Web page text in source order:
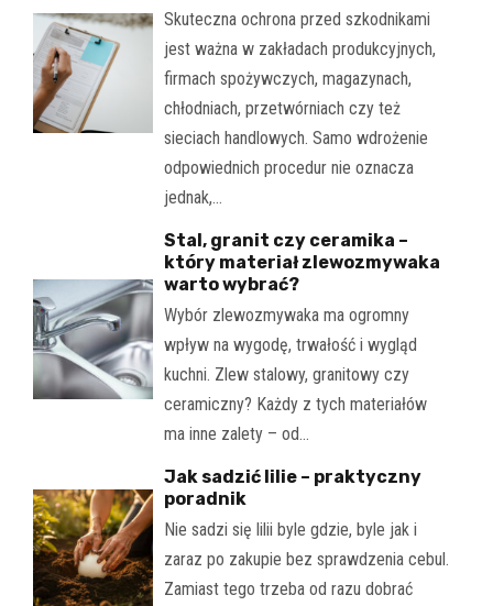
Skuteczna ochrona przed szkodnikami
jest ważna w zakładach produkcyjnych,
firmach spożywczych, magazynach,
chłodniach, przetwórniach czy też
sieciach handlowych. Samo wdrożenie
odpowiednich procedur nie oznacza
jednak,…
Stal, granit czy ceramika –
który materiał zlewozmywaka
warto wybrać?
Wybór zlewozmywaka ma ogromny
wpływ na wygodę, trwałość i wygląd
kuchni. Zlew stalowy, granitowy czy
ceramiczny? Każdy z tych materiałów
ma inne zalety – od…
Jak sadzić lilie – praktyczny
poradnik
Nie sadzi się lilii byle gdzie, byle jak i
zaraz po zakupie bez sprawdzenia cebul.
Zamiast tego trzeba od razu dobrać